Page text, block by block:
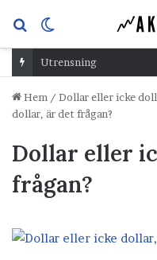
Sök
efterskin
Utrensning
Hem / Dollar eller icke
dollar, är det frågan?
Dollar eller
frågan?